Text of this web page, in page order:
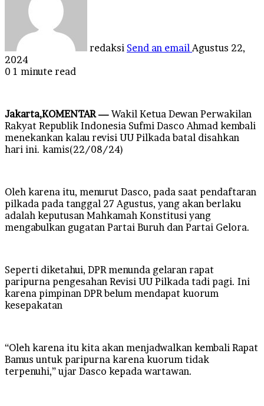
redaksi Send an email Agustus 22,
2024
0 1 minute read
Jakarta,KOMENTAR — Wakil Ketua Dewan Perwakilan
Rakyat Republik Indonesia Sufmi Dasco Ahmad kembali
menekankan kalau revisi UU Pilkada batal disahkan
hari ini. kamis(22/08/24)
Oleh karena itu, menurut Dasco, pada saat pendaftaran
pilkada pada tanggal 27 Agustus, yang akan berlaku
adalah keputusan Mahkamah Konstitusi yang
mengabulkan gugatan Partai Buruh dan Partai Gelora.
Seperti diketahui, DPR menunda gelaran rapat
paripurna pengesahan Revisi UU Pilkada tadi pagi. Ini
karena pimpinan DPR belum mendapat kuorum
kesepakatan
“Oleh karena itu kita akan menjadwalkan kembali Rapat
Bamus untuk paripurna karena kuorum tidak
terpenuhi,” ujar Dasco kepada wartawan.